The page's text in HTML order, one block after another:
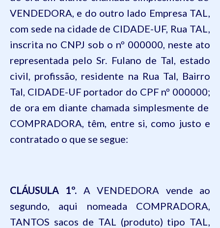
VENDEDORA, e do outro lado Empresa TAL,
com sede na cidade de CIDADE-UF, Rua TAL,
inscrita no CNPJ sob o nº 000000, neste ato
representada pelo Sr. Fulano de Tal, estado
civil, profissão, residente na Rua Tal, Bairro
Tal, CIDADE-UF portador do CPF nº 000000;
de ora em diante chamada simplesmente de
COMPRADORA, têm, entre si, como justo e
contratado o que se segue:
CLÁUSULA 1º. A VENDEDORA vende ao
segundo, aqui nomeada COMPRADORA,
TANTOS sacos de TAL (produto) tipo TAL,